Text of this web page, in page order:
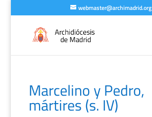
webmaster@archimadrid.org
Marcelino y Pedro,
mártires (s. IV)